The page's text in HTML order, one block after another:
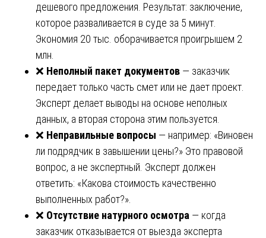
дешевого предложения. Результат: заключение,
которое разваливается в суде за 5 минут.
Экономия 20 тыс. оборачивается проигрышем 2
млн.
❌ Неполный пакет документов — заказчик
передает только часть смет или не дает проект.
Эксперт делает выводы на основе неполных
данных, а вторая сторона этим пользуется.
❌ Неправильные вопросы — например: «Виновен
ли подрядчик в завышении цены?» Это правовой
вопрос, а не экспертный. Эксперт должен
ответить: «Какова стоимость качественно
выполненных работ?».
❌ Отсутствие натурного осмотра — когда
заказчик отказывается от выезда эксперта